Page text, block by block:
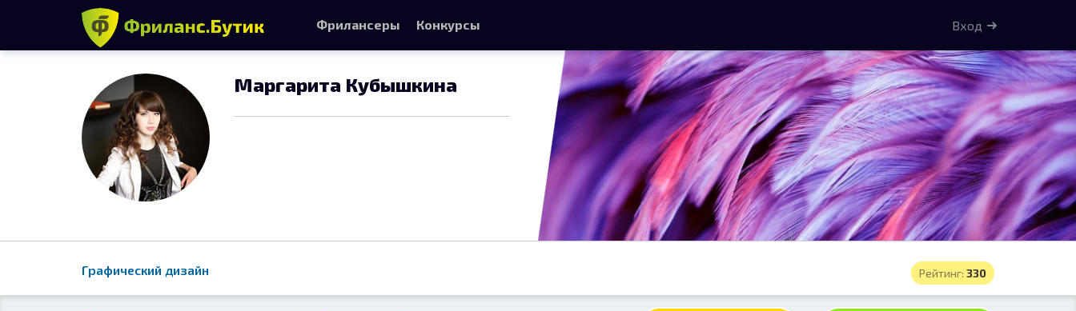
Маргарита Кубышкина
Рейтинг: 330
Графический дизайн
Фрилансеры Конкурсы Вход